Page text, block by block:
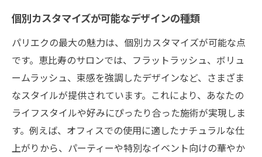
口コミで広がるサロンの評判
ス空間での施術体験
アクセスしやすい立地でのサロン探し
リラックスできる施術空間の特徴
心地よい環境での施術の魅力
駅近で通いやすいサロンの利便性
個別カスタマイズが可能なデザインの種類
パリエクの最大の魅力は、個別カスタマイズが可能な点
です。恵比寿のサロンでは、フラットラッシュ、ボリュ
ームラッシュ、束感を強調したデザインなど、さまざま
なスタイルが提供されています。これにより、あなたの
ライフスタイルや好みにぴったり合った施術が実現しま
す。例えば、オフィスでの使用に適したナチュラルな仕
上がりから、パーティーや特別なイベント向けの華やか